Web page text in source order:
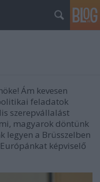
Ám kevesen
feladatok
szerepvállalást
magyarok döntünk
legyen a Brüsszelben
képviselő